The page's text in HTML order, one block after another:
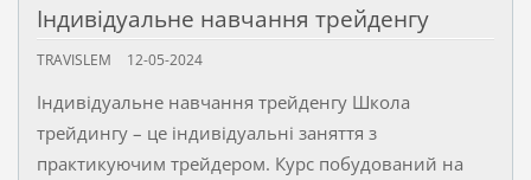
Індивідуальне навчання трейденгу
TRAVISLEM 12-05-2024
Індивідуальне навчання трейденгу Школа
трейдингу – це індивідуальні заняття з
практикуючим трейдером. Курс побудований на